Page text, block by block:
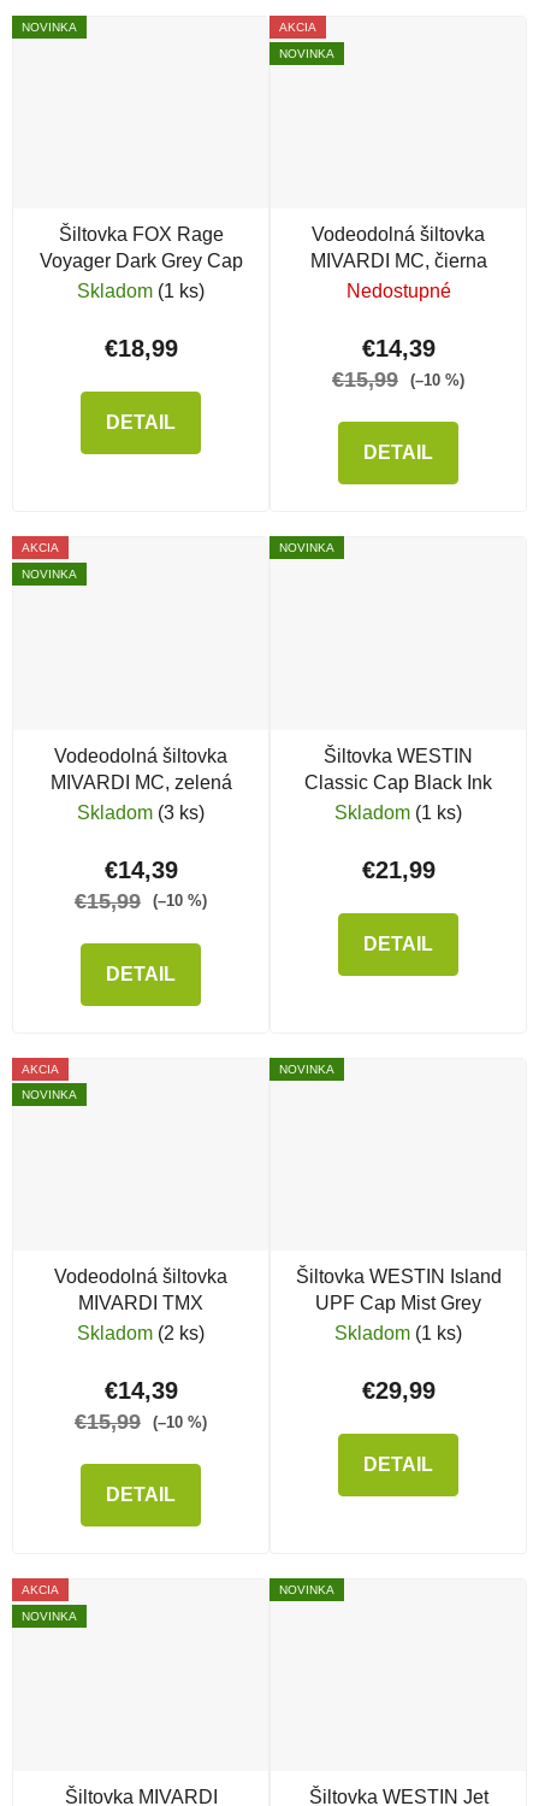
NOVINKA
Šiltovka FOX Rage
Voyager Dark Grey Cap
Skladom (1 ks)
€18,99
DETAIL
AKCIA
NOVINKA
Vodeodolná šiltovka
MIVARDI MC, čierna
Nedostupné
€14,39
€15,99 (–10 %)
DETAIL
AKCIA
NOVINKA
Vodeodolná šiltovka
MIVARDI MC, zelená
Skladom (3 ks)
€14,39
€15,99 (–10 %)
DETAIL
NOVINKA
Šiltovka WESTIN
Classic Cap Black Ink
Skladom (1 ks)
€21,99
DETAIL
AKCIA
NOVINKA
Vodeodolná šiltovka
MIVARDI TMX
Skladom (2 ks)
€14,39
€15,99 (–10 %)
DETAIL
NOVINKA
Šiltovka WESTIN Island
UPF Cap Mist Grey
Skladom (1 ks)
€29,99
DETAIL
AKCIA
NOVINKA
Šiltovka MIVARDI
NOVINKA
Šiltovka WESTIN Jet